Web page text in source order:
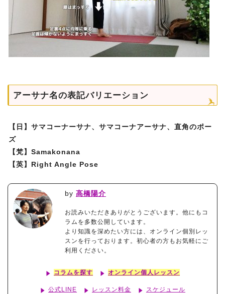
アーサナ名の表記バリエーション
【日】サマコーナーサナ、サマコーナアーサナ、直角のポー
ズ
【梵】Samakonana
【英】Right Angle Pose
by 高橋陽介
お読みいただきありがとうございます。他にもコ
ラムを多数公開しています。
より知識を深めたい方には、オンライン個別レッ
スンを行っております。初心者の方もお気軽にご
利用ください。
コラムを探す オンライン個人レッスン
公式LINE レッスン料金 スケジュール